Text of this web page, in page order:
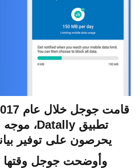
قامت جوجل خلال عام 2017 بإطلاق تطبيق يسمي
تطبيق Datally،
موجه
يحرصون على توفير